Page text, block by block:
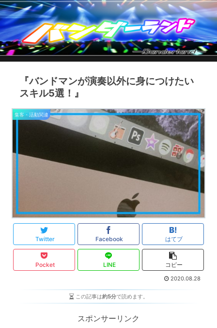
『バンドマンが演奏以外に身につけたい
スキル5選！』
集客・活動関連
Twitter Facebook はてブ
Pocket LINE コピー
2020.08.28
この記事は約5分で読めます。
スポンサーリンク